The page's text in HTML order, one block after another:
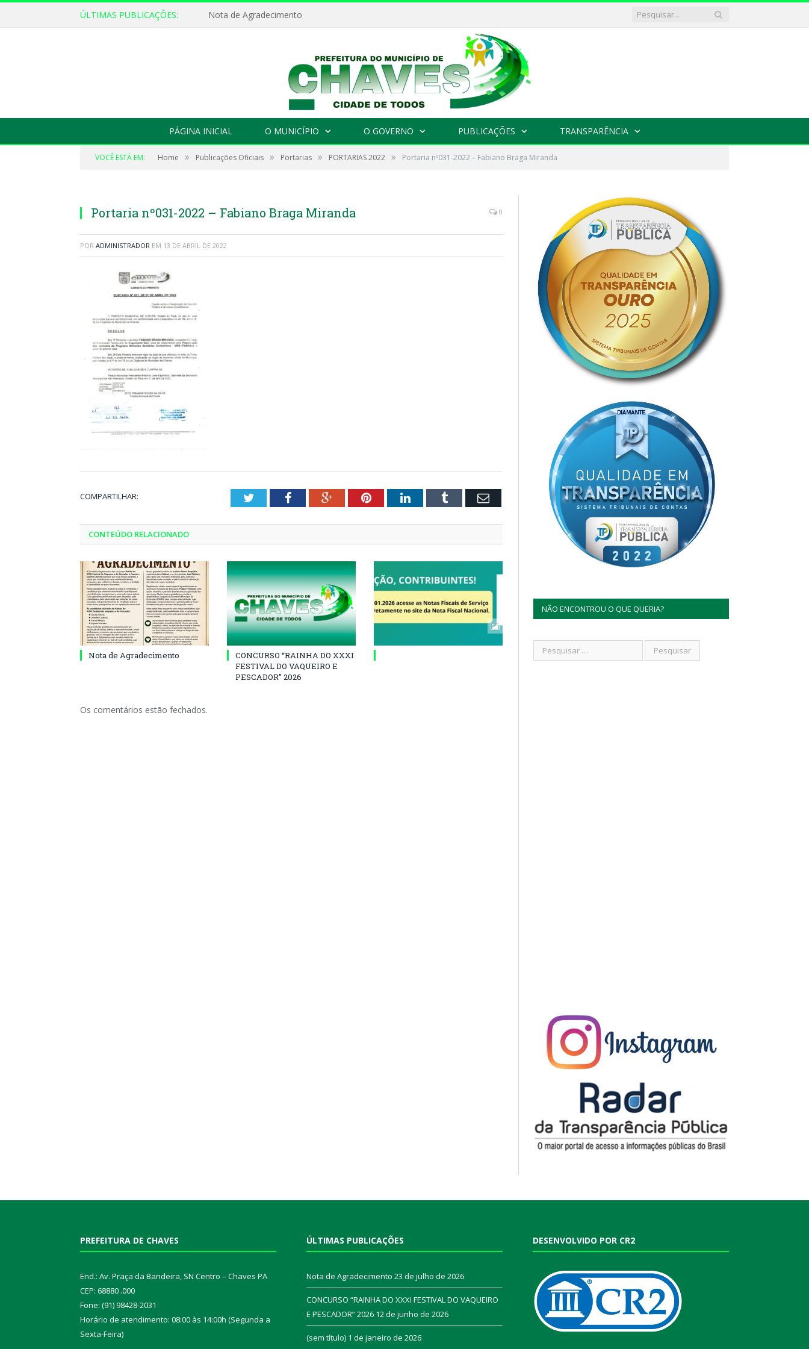
ÚLTIMAS PUBLICAÇÕES: Nota de Agradecimento
PÁGINA INICIAL O MUNICÍPIO O GOVERNO PUBLICAÇÕES TRANSPARÊNCIA
VOCÊ ESTÁ EM: Home » Publicações Oficiais » Portarias » PORTARIAS 2022 » Portaria nº031-2022 – Fabiano Braga Miranda
Portaria nº031-2022 – Fabiano Braga Miranda 0
POR ADMINISTRADOR EM 13 DE ABRIL DE 2022
COMPARTILHAR: TwitterFacebookGoogle+PinterestLinkedInTumblr Email
CONTEÚDO RELACIONADO
Nota de Agradecimento
CONCURSO “RAINHA DO XXXI
FESTIVAL DO VAQUEIRO E
PESCADOR” 2026
Os comentários estão fechados.
NÃO ENCONTROU O QUE QUERIA?
PREFEITURA DE CHAVES
End.: Av. Praça da Bandeira, SN Centro – Chaves PA
CEP: 68880 .000
Fone: (91) 98428-2031
Horário de atendimento: 08:00 às 14:00h (Segunda a
Sexta-Feira)
ÚLTIMAS PUBLICAÇÕES
Nota de Agradecimento 23 de julho de 2026
CONCURSO “RAINHA DO XXXI FESTIVAL DO VAQUEIRO
E PESCADOR” 2026 12 de junho de 2026
(sem título) 1 de janeiro de 2026
DESENVOLVIDO POR CR2